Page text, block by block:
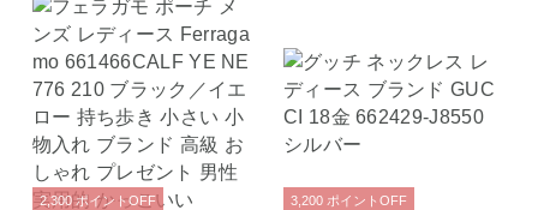
2,300ポイントOFF 3,200 ポイント OFF